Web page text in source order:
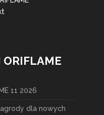
11 2026
dla nowych